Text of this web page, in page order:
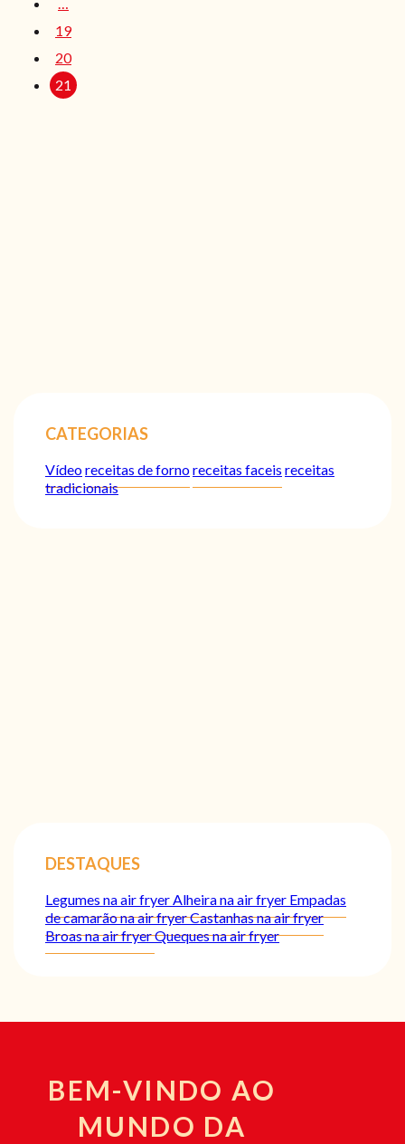
…
19
20
21
CATEGORIAS
Vídeoreceitas de fornoreceitas faceis receitas
tradicionais
DESTAQUES
Legumes na air fryerAlheira na air fryer Empadas
de camarão na air fryerCastanhas na air fryer
Broas na air fryerQueques na air fryer
BEM-VINDO AO
MUNDO DA